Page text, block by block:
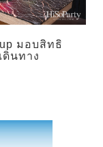
มอบสิทธิ
นทาง